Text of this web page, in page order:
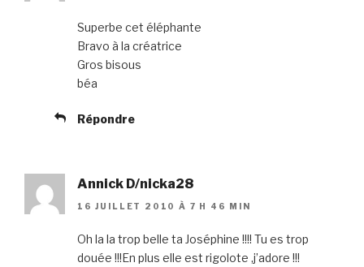
Superbe cet éléphante
Bravo à la créatrice
Gros bisous
béa
Répondre
Annick D/nicka28
16 JUILLET 2010 À 7 H 46 MIN
Oh la la trop belle ta Joséphine !!!! Tu es trop
douée !!!En plus elle est rigolote ,j’adore !!!